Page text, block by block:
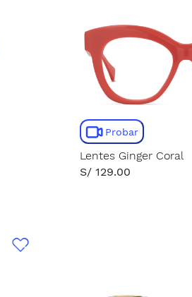
Probar
Lentes Ginger Coral
S/ 129.00